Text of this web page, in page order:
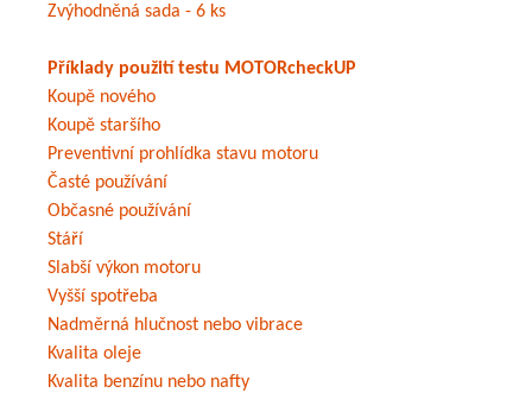
Zvýhodněná sada - 6 ks
Příklady použití testu MOTORcheckUP
Koupě nového
Koupě staršího
Preventivní prohlídka stavu motoru
Časté používání
Občasné používání
Stáří
Slabší výkon motoru
Vyšší spotřeba
Nadměrná hlučnost nebo vibrace
Kvalita oleje
Kvalita benzínu nebo nafty